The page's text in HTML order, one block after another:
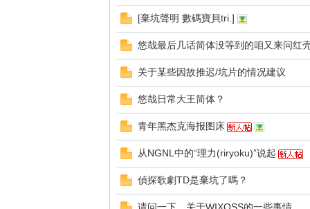
[棄坑聲明 數碼寶貝tri.]
悠哉最后几话简体没等到的咱又来问红
关于某些因故推迟/坑片的情况建议
悠哉日常大王简体？
青年黑杰克海报图床
从NGNL中的“理力(riryoku)”说起
偵探歌劇TD是棄坑了嗎？